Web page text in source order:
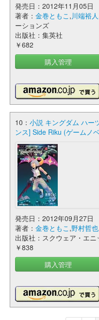
発売日：2012年11月05日
著者： 金巻ともこ ,川端裕人
ーションズ
出版社：集英社
￥682
購入管理
10： 小説 キングダム ハー
ンス] Side Riku (ゲームノ
発売日：2012年09月27日
著者： 金巻ともこ ,野村哲也
出版社：スクウェア・エニ
￥838
購入管理